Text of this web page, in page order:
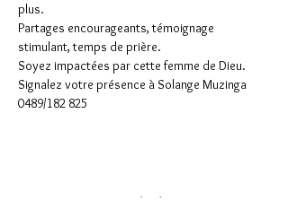
plus.
Partages encourageants, témoignage
stimulant, temps de prière.
Soyez impactées par cette femme de Dieu.
Signalez votre présence à Solange Muzinga
0489/182 825